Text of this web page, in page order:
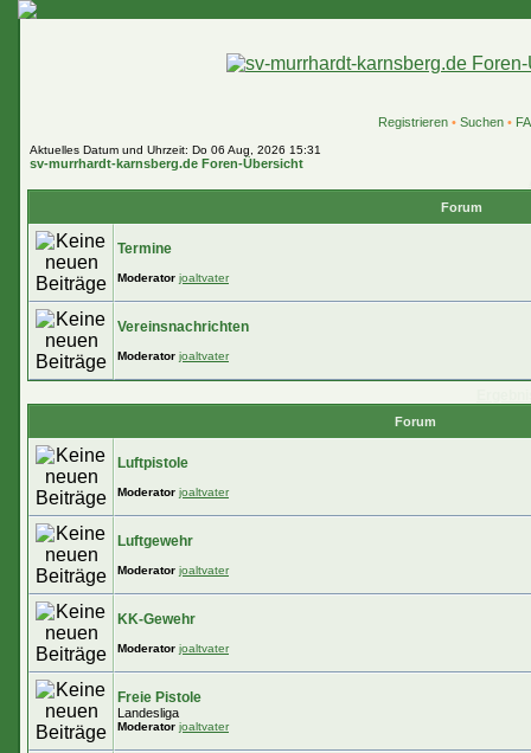
Registrieren• Suchen•
Aktuelles Datum und Uhrzeit: Do 06 Aug, 2026 15:31
sv-murrhardt-karnsberg.de Foren-Übersicht
Forum
Termine
Moderator joaltvater
Vereinsnachrichten
Moderator joaltvater
Forum
Luftpistole
Moderator joaltvater
Luftgewehr
Moderator joaltvater
KK-Gewehr
Moderator joaltvater
Freie Pistole
Landesliga
Moderator joaltvater